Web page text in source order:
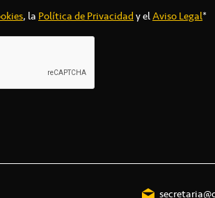
, la Política de Privacidady elAviso Legal*